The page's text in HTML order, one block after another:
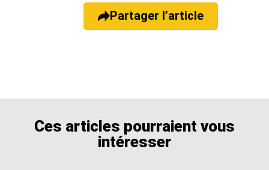
Partager l’article
Ces articles pourraient vous
intéresser